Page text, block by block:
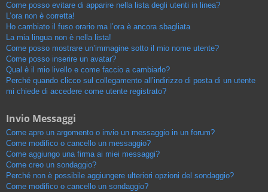
Come posso evitare di apparire nella lista degli utenti in linea?
L’ora non è corretta!
Ho cambiato il fuso orario ma l’ora è ancora sbagliata
La mia lingua non è nella lista!
Come posso mostrare un’immagine sotto il mio nome utente?
Come posso inserire un avatar?
Qual è il mio livello e come faccio a cambiarlo?
Perché quando clicco sul collegamento all’indirizzo di posta di un utente
mi chiede di accedere come utente registrato?
Invio Messaggi
Come apro un argomento o invio un messaggio in un forum?
Come modifico o cancello un messaggio?
Come aggiungo una firma ai miei messaggi?
Come creo un sondaggio?
Perché non è possibile aggiungere ulteriori opzioni del sondaggio?
Come modifico o cancello un sondaggio?